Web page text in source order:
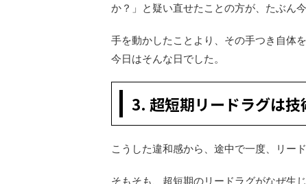
か？」と疑い直せたことの方が、たぶん
手を動かしたことより、その手つき自体
今日はそんな日でした。
3. 超短期リードラグは
こうした違和感から、途中で一度、リー
そもそも、超短期のリードラグがなぜ生じ